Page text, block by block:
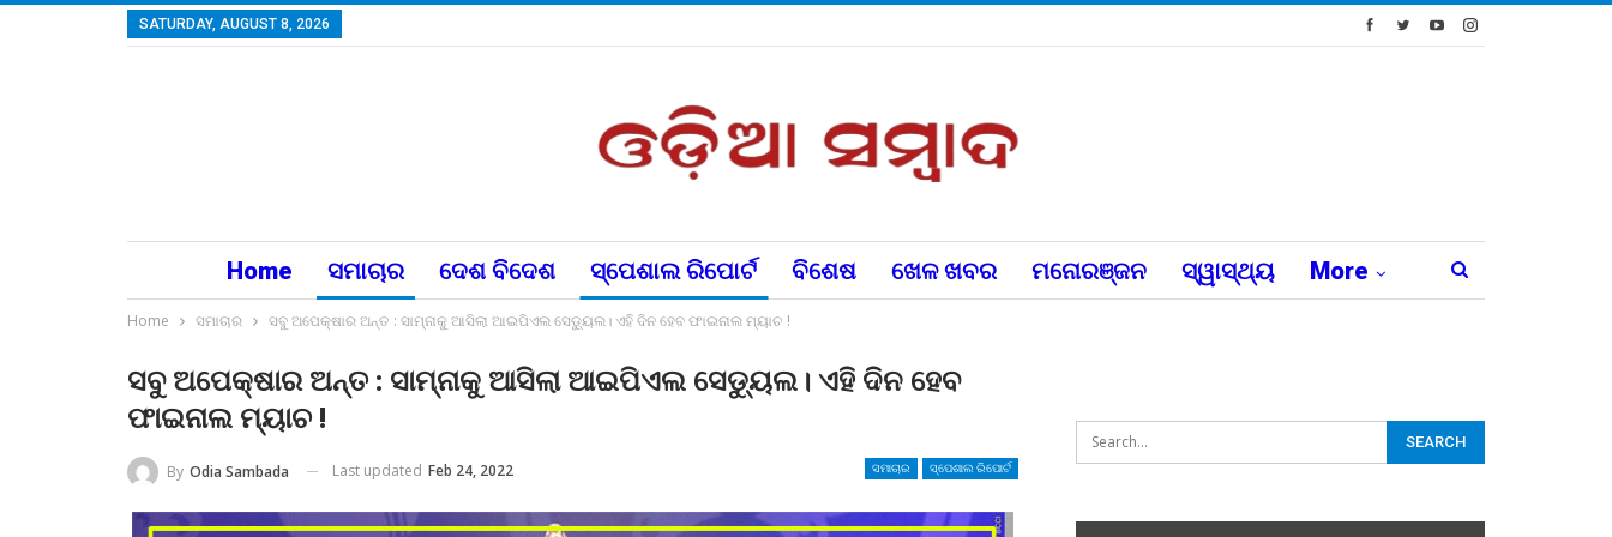
SATURDAY, AUGUST 8, 2026
Home ସମାଚାର ଦେଶ ବିଦେଶ ସ୍ପେଶାଲ ରିପୋର୍ଟ ବିଶେଷ ଖେଳ ଖବର ମନୋରଞ୍ଜନ ସ୍ୱାସ୍ଥ୍ୟ More
Home ସମାଚାର ସବୁ ଅପେକ୍ଷାର ଅନ୍ତ : ସାମ୍ନାକୁ ଆସିଲା ଆଇପିଏଲ ସେଡ୍ୟୁଲ। ଏହି ଦିନ ହେବ ଫାଇନାଲ ମ୍ୟାଚ !
ସବୁ ଅପେକ୍ଷାର ଅନ୍ତ : ସାମ୍ନାକୁ ଆସିଲା ଆଇପିଏଲ ସେଡ୍ୟୁଲ। ଏହି ଦିନ ହେବ
ଫାଇନାଲ ମ୍ୟାଚ !
ସମାଚାର ସ୍ପେଶାଲ ରିପୋର୍ଟ
By Odia Sambada Last updated Feb 24, 2022